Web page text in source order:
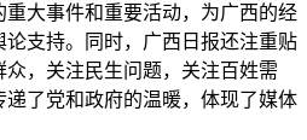
大事件和重要活动，为广西的经
支持。同时，广西日报还注重贴
，关注民生问题，关注百姓需
了党和政府的温暖，体现了媒体